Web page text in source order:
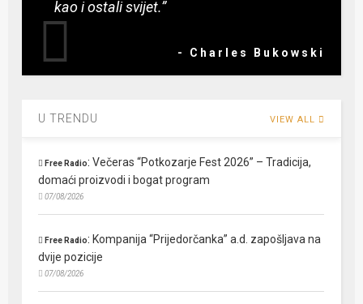
kao i ostali svijet.”
- Charles Bukowski
U TRENDU VIEW ALL
Free Radio:Večeras “Potkozarje Fest 2026” – Tradicija,
domaći proizvodi i bogat program
07/08/2026
Free Radio: Kompanija “Prijedorčanka” a.d. zapošljava na
dvije pozicije
07/08/2026